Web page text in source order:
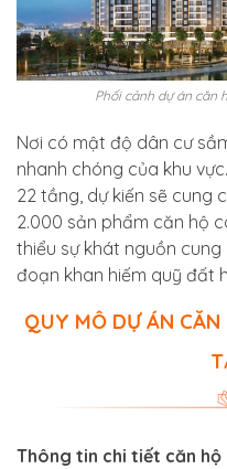
Phối cảnh dự án căn
Nơi có mật độ dân cư
nhanh chóng của khu
22 tầng, dự kiến sẽ cung
2.000 sản phẩm căn hộ
thiểu sự khát nguồn
đoạn khan hiếm quỹ đất
QUY MÔ DỰ ÁN
Thông tin chi tiết căn hộ